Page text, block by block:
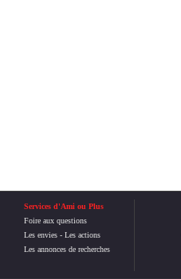
Services d'Ami ou Plus
Foire aux questions
Les envies - Les actions
Les annonces de recherches